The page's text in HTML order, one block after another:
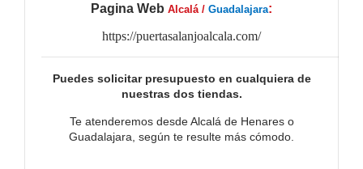
Pagina Web Alcalá / Guadalajara:
https://puertasalanjoalcala.com/
Puedes solicitar presupuesto en cualquiera de
nuestras dos tiendas.
Te atenderemos desde Alcalá de Henares o
Guadalajara, según te resulte más cómodo.